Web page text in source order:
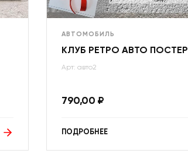
АВТОМОБИЛЬ
КЛУБ РЕТРО АВТО ПОСТЕР
Арт: авто2
790,00 ₽
ПОДРОБНЕЕ